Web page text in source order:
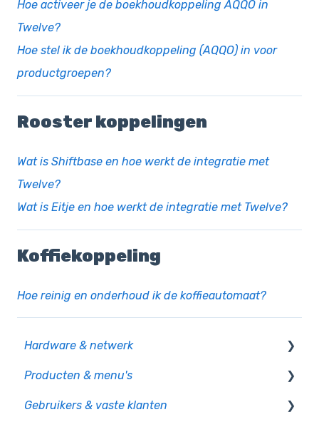
Hoe activeer je de boekhoudkoppeling AQQO in
Twelve?
Hoe stel ik de boekhoudkoppeling (AQQO) in voor
productgroepen?
Rooster koppelingen
Wat is Shiftbase en hoe werkt de integratie met
Twelve?
Wat is Eitje en hoe werkt de integratie met Twelve?
Koffiekoppeling
Hoe reinig en onderhoud ik de koffieautomaat?
Hardware & netwerk
Kassa
PIO
Producten & menu's
Producten
Gebruikers & vaste klanten